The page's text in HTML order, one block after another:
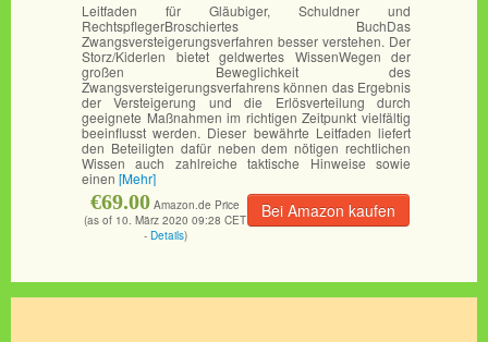
Leitfaden für Gläubiger, Schuldner und
RechtspflegerBroschiertes BuchDas
Zwangsversteigerungsverfahren besser verstehen. Der
Storz/Kiderlen bietet geldwertes WissenWegen der
großen Beweglichkeit des
Zwangsversteigerungsverfahrens können das Ergebnis
der Versteigerung und die Erlösverteilung durch
geeignete Maßnahmen im richtigen Zeitpunkt vielfältig
beeinflusst werden. Dieser bewährte Leitfaden liefert
den Beteiligten dafür neben dem nötigen rechtlichen
Wissen auch zahlreiche taktische Hinweise sowie
einen [Mehr]
Bei Amazon kaufen
€69.00 Amazon.de Price
(as of 10. März 2020 09:28 CET
- Details)